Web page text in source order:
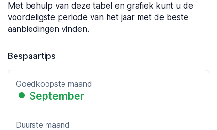
Met behulp van deze tabel en grafiek kunt u de
voordeligste periode van het jaar met de beste
aanbiedingen vinden.
Bespaartips
Goedkoopste maand
September
Duurste maand